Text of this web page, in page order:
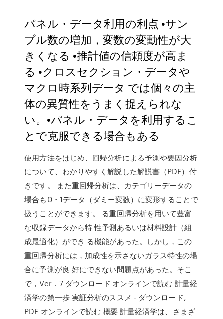
パネル・データ利用の利点 •サン
プル数の増加，変数の変動性が大
きくなる •推計値の信頼度が高ま
る •クロスセクション・データや
マクロ時系列データ では個々の主
体の異質性をうまく捉えられな
い。•パネル・データを利用するこ
とで克服できる場合もある
使用方法をはじめ、回帰分析による予測や要因分析
について、わかりやすく解説した解説書（PDF）付
きです。 また重回帰分析は、カテゴリーデータの
場合も0・1データ（ダミー変数）に変形することで
扱うことができます。 る重回帰分析を用いて豊富
な収録データから特 性予測あるいは材料設計（組
成最適化）ができ る機能があった。しかし，この
重回帰分析には，加成性を示さないガラス特性の場
合に予測が良 好にできない問題点があった。そこ
で，Ver．7 ダウンロード オンラインで読む 計量経
済学の第一歩 実証分析のススメ - ダウンロード,
PDF オンラインで読む 概要 計量経済学は、さまざ